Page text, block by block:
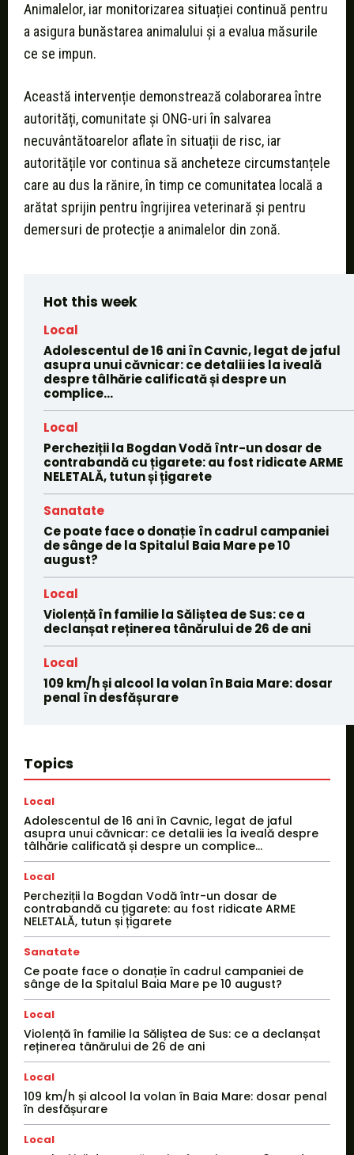
Animalelor, iar monitorizarea situației continuă pentru
a asigura bunăstarea animalului și a evalua măsurile
ce se impun.
Această intervenție demonstrează colaborarea între
autorități, comunitate și ONG-uri în salvarea
necuvântătoarelor aflate în situații de risc, iar
autoritățile vor continua să ancheteze circumstanțele
care au dus la rănire, în timp ce comunitatea locală a
arătat sprijin pentru îngrijirea veterinară și pentru
demersuri de protecție a animalelor din zonă.
Hot this week
Local
Adolescentul de 16 ani în Cavnic, legat de jaful
asupra unui căvnicar: ce detalii ies la iveală
despre tâlhărie calificată și despre un
complice...
Local
Percheziții la Bogdan Vodă într-un dosar de
contrabandă cu țigarete: au fost ridicate ARME
NELETALĂ, tutun și țigarete
Sanatate
Ce poate face o donație în cadrul campaniei
de sânge de la Spitalul Baia Mare pe 10
august?
Local
Violență în familie la Săliștea de Sus: ce a
declanșat reținerea tânărului de 26 de ani
Local
109 km/h și alcool la volan în Baia Mare: dosar
penal în desfășurare
Topics
Local
Adolescentul de 16 ani în Cavnic, legat de jaful
asupra unui căvnicar: ce detalii ies la iveală despre
tâlhărie calificată și despre un complice...
Local
Percheziții la Bogdan Vodă într-un dosar de
contrabandă cu țigarete: au fost ridicate ARME
NELETALĂ, tutun și țigarete
Sanatate
Ce poate face o donație în cadrul campaniei de
sânge de la Spitalul Baia Mare pe 10 august?
Local
Violență în familie la Săliștea de Sus: ce a declanșat
reținerea tânărului de 26 de ani
Local
109 km/h și alcool la volan în Baia Mare: dosar penal
în desfășurare
Local